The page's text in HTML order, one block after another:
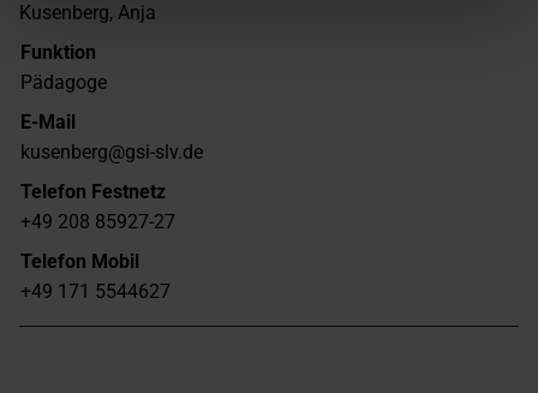
Kusenberg, Anja
Funktion
Pädagoge
E-Mail
kusenberg@gsi-slv.de
Telefon Festnetz
+49 208 85927-27
Telefon Mobil
+49 171 5544627